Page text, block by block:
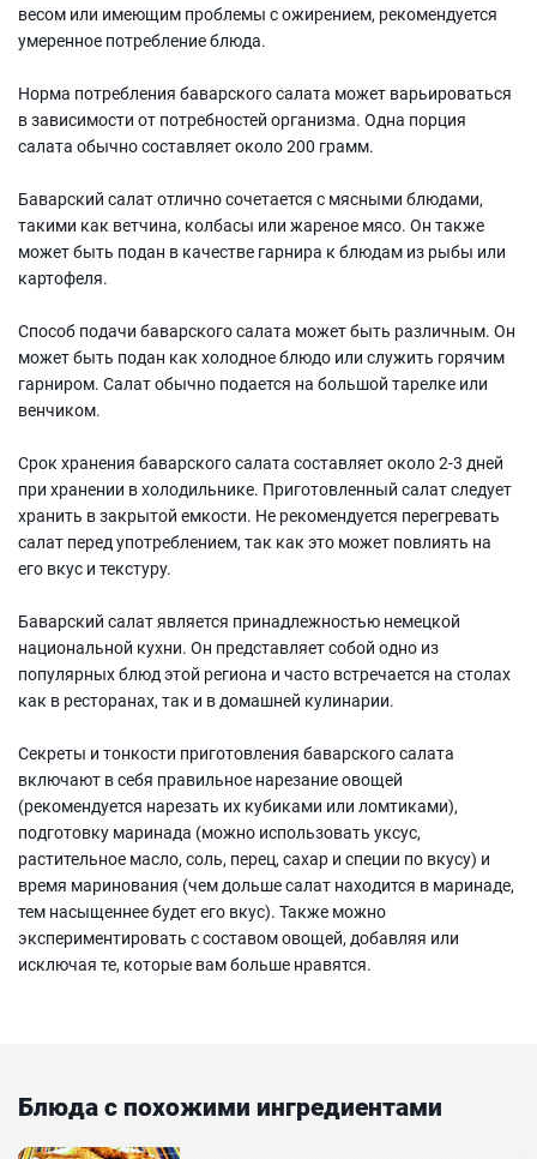
весом или имеющим проблемы с ожирением, рекомендуется
умеренное потребление блюда.
Норма потребления баварского салата может варьироваться
в зависимости от потребностей организма. Одна порция
салата обычно составляет около 200 грамм.
Баварский салат отлично сочетается с мясными блюдами,
такими как ветчина, колбасы или жареное мясо. Он также
может быть подан в качестве гарнира к блюдам из рыбы или
картофеля.
Способ подачи баварского салата может быть различным. Он
может быть подан как холодное блюдо или служить горячим
гарниром. Салат обычно подается на большой тарелке или
венчиком.
Срок хранения баварского салата составляет около 2-3 дней
при хранении в холодильнике. Приготовленный салат следует
хранить в закрытой емкости. Не рекомендуется перегревать
салат перед употреблением, так как это может повлиять на
его вкус и текстуру.
Баварский салат является принадлежностью немецкой
национальной кухни. Он представляет собой одно из
популярных блюд этой региона и часто встречается на столах
как в ресторанах, так и в домашней кулинарии.
Секреты и тонкости приготовления баварского салата
включают в себя правильное нарезание овощей
(рекомендуется нарезать их кубиками или ломтиками),
подготовку маринада (можно использовать уксус,
растительное масло, соль, перец, сахар и специи по вкусу) и
время маринования (чем дольше салат находится в маринаде,
тем насыщеннее будет его вкус). Также можно
экспериментировать с составом овощей, добавляя или
исключая те, которые вам больше нравятся.
Блюда с похожими ингредиентами